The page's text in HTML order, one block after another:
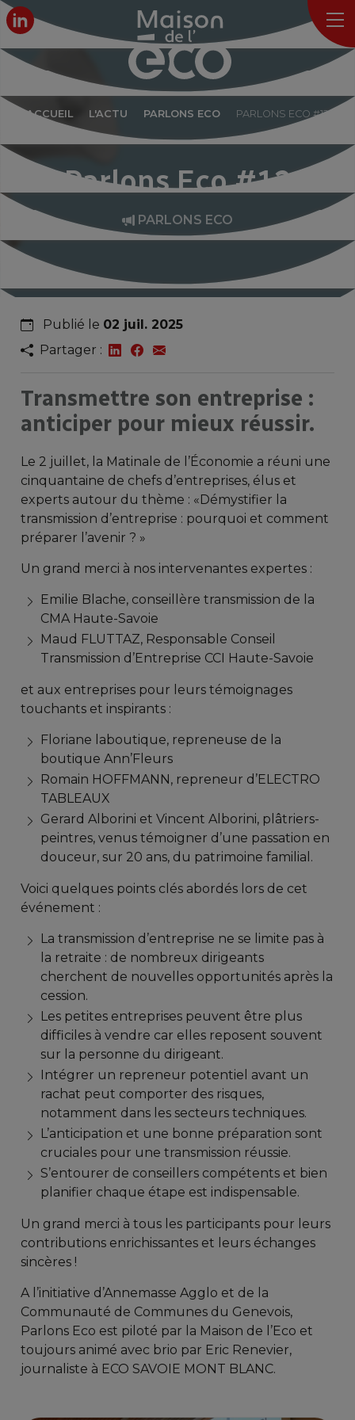
ACCUEIL L'ACTU PARLONS ECO PARLONS ECO #12
Parlons Eco #12
PARLONS ECO
Publié le 02 juil. 2025
Partager :
Transmettre son entreprise :
anticiper pour mieux réussir.
Le 2 juillet, la Matinale de l’Économie a réuni une
cinquantaine de chefs d’entreprises, élus et
experts autour du thème : «Démystifier la
transmission d’entreprise : pourquoi et comment
préparer l’avenir ? »
Un grand merci à nos intervenantes expertes :
Emilie Blache, conseillère transmission de la
CMA Haute-Savoie
Maud FLUTTAZ, Responsable Conseil
Transmission d’Entreprise CCI Haute-Savoie
et aux entreprises pour leurs témoignages
touchants et inspirants :
Floriane laboutique, repreneuse de la
boutique Ann’Fleurs
Romain HOFFMANN, repreneur d’ELECTRO
TABLEAUX
Gerard Alborini et Vincent Alborini, plâtriers-
peintres, venus témoigner d’une passation en
douceur, sur 20 ans, du patrimoine familial.
Voici quelques points clés abordés lors de cet
événement :
La transmission d’entreprise ne se limite pas à
la retraite : de nombreux dirigeants
cherchent de nouvelles opportunités après la
cession.
Les petites entreprises peuvent être plus
difficiles à vendre car elles reposent souvent
sur la personne du dirigeant.
Intégrer un repreneur potentiel avant un
rachat peut comporter des risques,
notamment dans les secteurs techniques.
L’anticipation et une bonne préparation sont
cruciales pour une transmission réussie.
S’entourer de conseillers compétents et bien
planifier chaque étape est indispensable.
Un grand merci à tous les participants pour leurs
contributions enrichissantes et leurs échanges
sincères !
A l’initiative d’Annemasse Agglo et de la
Communauté de Communes du Genevois,
Parlons Eco est piloté par la Maison de l’Eco et
toujours animé avec brio par Eric Renevier,
journaliste à ECO SAVOIE MONT BLANC.